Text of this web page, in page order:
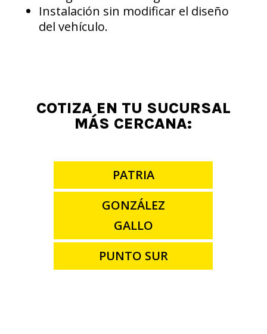
Instalación sin modificar el diseño
del vehículo.
COTIZA EN TU SUCURSAL
MÁS CERCANA:
PATRIA
GONZÁLEZ
GALLO
PUNTO SUR